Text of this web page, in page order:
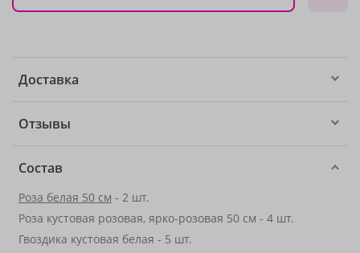
Доставка
Отзывы
Состав
Роза белая 50 см - 2 шт.
Роза кустовая розовая, ярко-розовая 50 см - 4 шт.
Гвоздика кустовая белая - 5 шт.